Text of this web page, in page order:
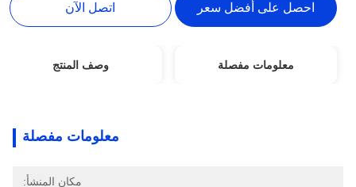
احصل على أفضل سعر اتصل الآن
معلومات مفصلة وصف المنتج
معلومات مفصلة
مكان المنشأ: